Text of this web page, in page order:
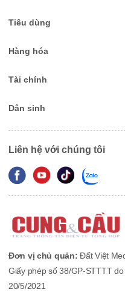
Tiêu dùng
Hàng hóa
Tài chính
Dân sinh
Liên hệ với chúng tôi
Đơn vị chủ quản: Đất Việt
Giấy phép số 38/GP-STTTT
20/5/2021